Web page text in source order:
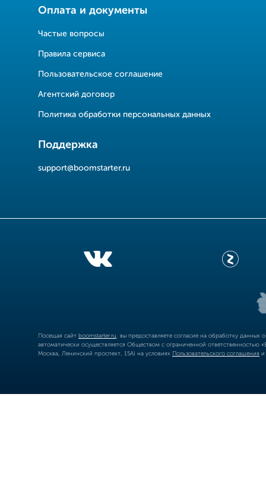
Оплата и документы
Частые вопросы
Правила сервиса
Пользовательское соглашение
Агентский договор
Политика обработки персональных данных
Поддержка
support@boomstarter.ru
Посещая сайт boomstarter.ru , вы предоставляете согласие на обработку
автоматически осуществляется Обществом с ограниченной
Москва, Ленинский проспект, 15А) на условиях Пользовательского соглашения и